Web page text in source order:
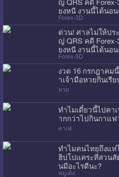
ยงหนี งานนี้ได้นอ
Forex-3D
ด่วน! ศาลไม่ให้ปร
ญ่ QRS คดี Forex-
ยงหนี งานนี้ได้นอ
Forex-3D
งวด 16 กรกฎาคม
าเจ้ามือหวยกินเรี
หวย
ทำไมเดี๋ยวนี้ไปคา
ากกว่าไปกินกาแฟ
คาเฟ่
ทำไมคนไทยถึงแห่
ฮิปโปแคระที่สวนสั
นมีอะไรดีนะ?
หมูเด้ง